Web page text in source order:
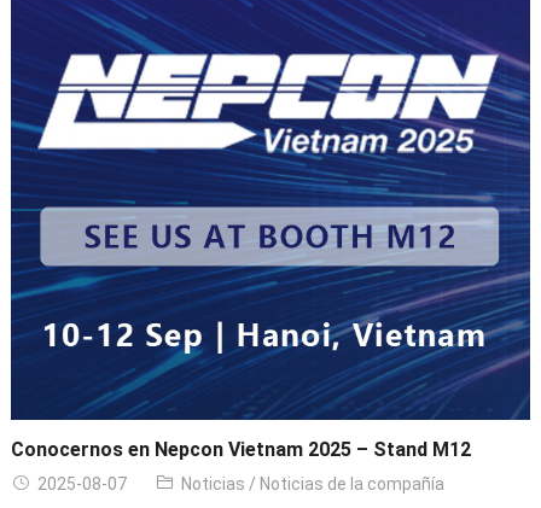
Conocernos en Nepcon Vietnam 2025 – Stand M12
2025-08-07 Noticias / Noticias de la compañía